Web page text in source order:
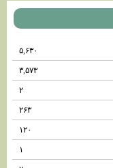
۵,۶۳۰
۳,۵۷۳
۲
۲۶۳
۱۲۰
۱